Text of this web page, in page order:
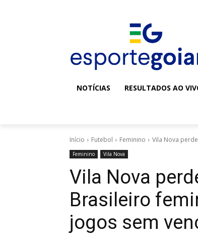
NOTÍCIAS RESULTADOS AO
Início Futebol Feminino Vila Nova
Feminino Vila Nova
Vila Nova
Brasileiro
jogos sem